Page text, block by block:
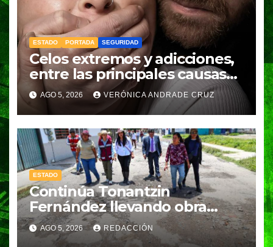
ESTADO PORTADA SEGURIDAD
Celos extremos y adicciones,
entre las principales causas
de feminicidio en Puebla:
Fiscalía
AGO 5, 2026 VERÓNICA ANDRADE CRUZ
ESTADO
Continúa Tonantzin
Fernández llevando obra
pública a todos los barrios de
San Pedro Cholula
AGO 5, 2026 REDACCIÓN